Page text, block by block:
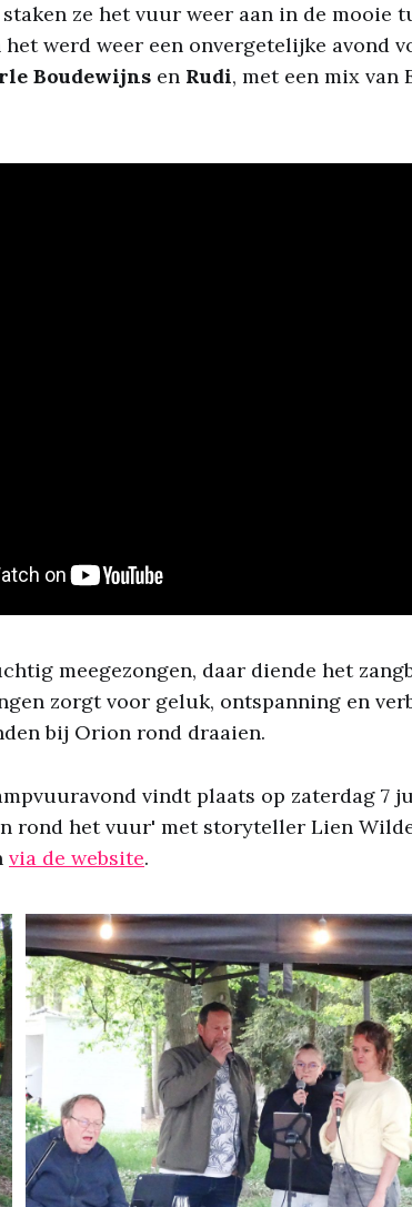
ze het vuur weer aan in de mooie
werd weer een onvergetelijke avond
Boudewijns en Rudi, met een mix van
meegezongen, daar diende het
zorgt voor geluk, ontspanning en
bij Orion rond draaien.
vindt plaats op zaterdag 7
rond het vuur' met storyteller Lien
via de website.